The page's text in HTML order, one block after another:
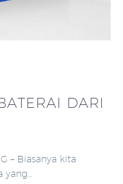
DARI
– Biasanya kita
yang…